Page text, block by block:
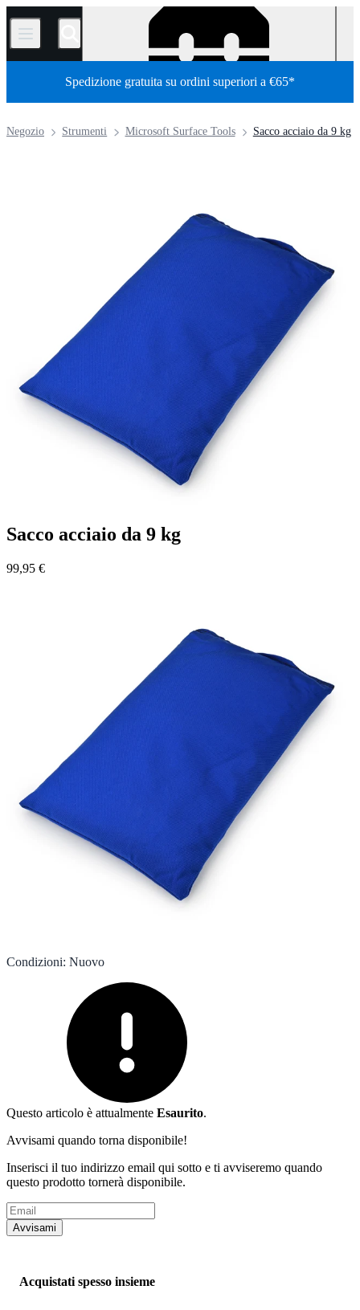
/
Spedizione gratuita su ordini superiori a €65*
Sacco acciaio da 9 kg
Microsoft Surface Tools
Strumenti
Negozio
Sacco acciaio da 9 kg
99,95 €
Condizioni: Nuovo
Questo articolo è attualmente Esaurito.
Avvisami quando torna disponibile!
Inserisci il tuo indirizzo email qui sotto e ti avviseremo quando
questo prodotto tornerà disponibile.
Indirizzo Email
Avvisami
Acquistati spesso insieme